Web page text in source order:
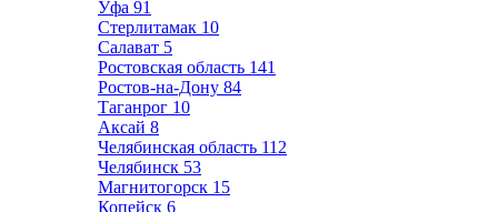
Уфа 91
Стерлитамак 10
Салават 5
Ростовская область 141
Ростов-на-Дону 84
Таганрог 10
Аксай 8
Челябинская область 112
Челябинск 53
Магнитогорск 15
Копейск 6